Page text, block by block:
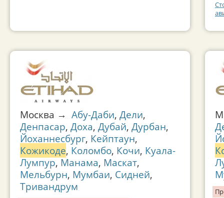
Москва → Абу-Даби, Дели,
Денпасар, Доха, Дубай, Дурбан,
Йоханнесбург, Кейптаун,
Кожикоде, Коломбо, Кочи, Куала-
Лумпур, Манама, Маскат,
Мельбурн, Мумбаи, Сидней,
Тривандрум